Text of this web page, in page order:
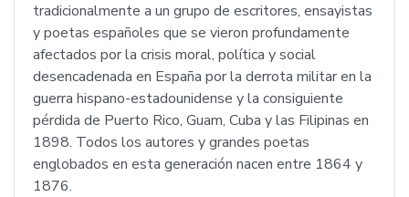
tradicionalmente a un grupo de escritores, ensayistas
y poetas españoles que se vieron profundamente
afectados por la crisis moral, política y social
desencadenada en España por la derrota militar en la
guerra hispano-estadounidense y la consiguiente
pérdida de Puerto Rico, Guam, Cuba y las Filipinas en
1898. Todos los autores y grandes poetas
englobados en esta generación nacen entre 1864 y
1876.